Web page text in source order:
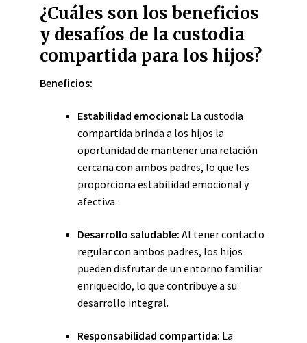
¿Cuáles son los beneficios
y desafíos de la custodia
compartida para los hijos?
Beneficios:
Estabilidad emocional: La custodia
compartida brinda a los hijos la
oportunidad de mantener una relación
cercana con ambos padres, lo que les
proporciona estabilidad emocional y
afectiva.
Desarrollo saludable: Al tener contacto
regular con ambos padres, los hijos
pueden disfrutar de un entorno familiar
enriquecido, lo que contribuye a su
desarrollo integral.
Responsabilidad compartida: La